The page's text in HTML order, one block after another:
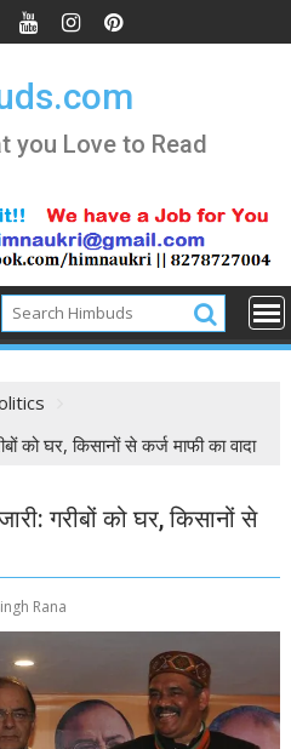
you Love to Read
को घर, किसानों से कर्ज माफी का वादा
गरीबों को घर, किसानों से
Rana